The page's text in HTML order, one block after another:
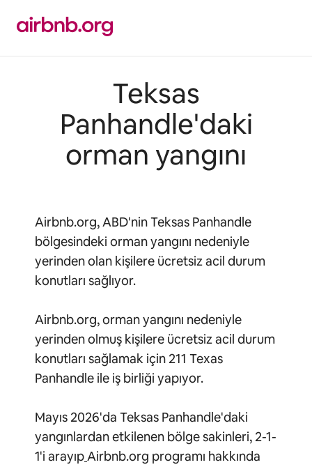
Teksas
Panhandle'daki
orman yangını
Airbnb.org, ABD'nin Teksas Panhandle
bölgesindeki orman yangını nedeniyle
yerinden olan kişilere ücretsiz acil durum
konutları sağlıyor.
Airbnb.org, orman yangını nedeniyle
yerinden olmuş kişilere ücretsiz acil durum
konutları sağlamak için 211 Texas
Panhandle ile iş birliği yapıyor.
Mayıs 2026'da Teksas Panhandle'daki
yangınlardan etkilenen bölge sakinleri, 2-1-
1'i arayıpAirbnb.org programı hakkında